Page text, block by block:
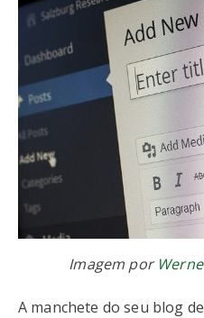
Imagem por
A manchete do seu blog